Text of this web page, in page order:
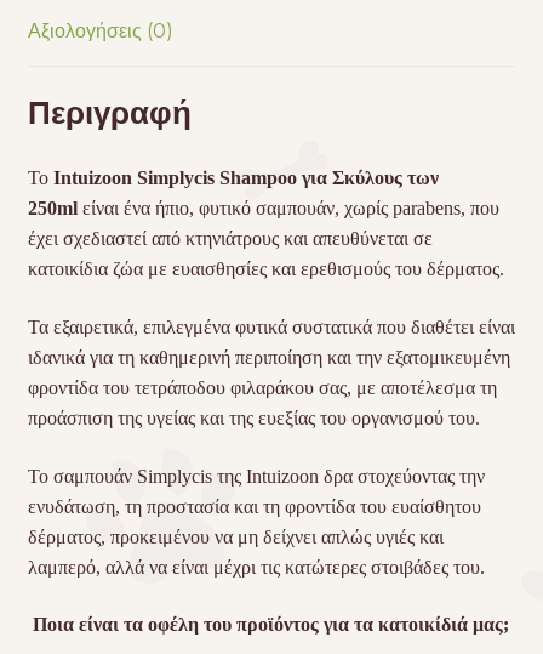
Αξιολογήσεις (0)
Περιγραφή
Το Intuizoon Simplycis Shampoo για Σκύλους των
250mlείναι ένα ήπιο, φυτικό σαμπουάν, χωρίς parabens, που
έχει σχεδιαστεί από κτηνιάτρους και απευθύνεται σε
κατοικίδια ζώα με ευαισθησίες και ερεθισμούς του δέρματος.
Τα εξαιρετικά, επιλεγμένα φυτικά συστατικά που διαθέτει είναι
ιδανικά για τη καθημερινή περιποίηση και την εξατομικευμένη
φροντίδα του τετράποδου φιλαράκου σας, με αποτέλεσμα τη
προάσπιση της υγείας και της ευεξίας του οργανισμού του.
Το σαμπουάν Simplycis της Intuizoon δρα στοχεύοντας την
ενυδάτωση, τη προστασία και τη φροντίδα του ευαίσθητου
δέρματος, προκειμένου να μη δείχνει απλώς υγιές και
λαμπερό, αλλά να είναι μέχρι τις κατώτερες στοιβάδες του.
Ποια είναι τα οφέλη του προϊόντος για τα κατοικίδιά μας;